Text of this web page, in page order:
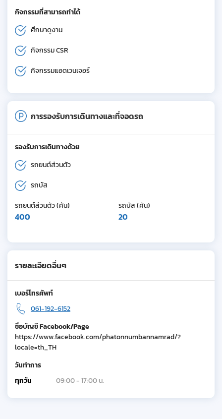
กิจกรรมที่สามารถทำได้
ศึกษาดูงาน
กิจกรรม CSR
กิจกรรมแอดเวนเจอร์
การรองรับการเดินทางและที่จอดรถ
รองรับการเดินทางด้วย
รถยนต์ส่วนตัว
รถบัส
รถยนต์ส่วนตัว (คัน)
400
รถบัส (คัน)
20
รายละเอียดอื่นๆ
เบอร์โทรศัพท์
061-192-6152
ชื่อบัญชี Facebook/Page
https://www.facebook.com/phatonnumbannamrad/?
locale=th_TH
วันทำการ
ทุกวัน
09:00 - 17:00 น.